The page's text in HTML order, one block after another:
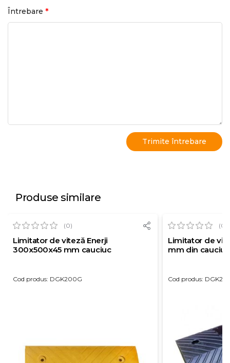
Întrebare *
Produse similare
(0)
Limitator de viteză Enerji
300x500x45 mm cauciuc
Cod produs: DGK200G
(0)
Limitator de
mm din
Cod produs: